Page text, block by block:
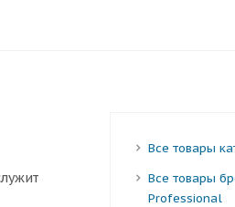
Все товары
Все товары
Professional